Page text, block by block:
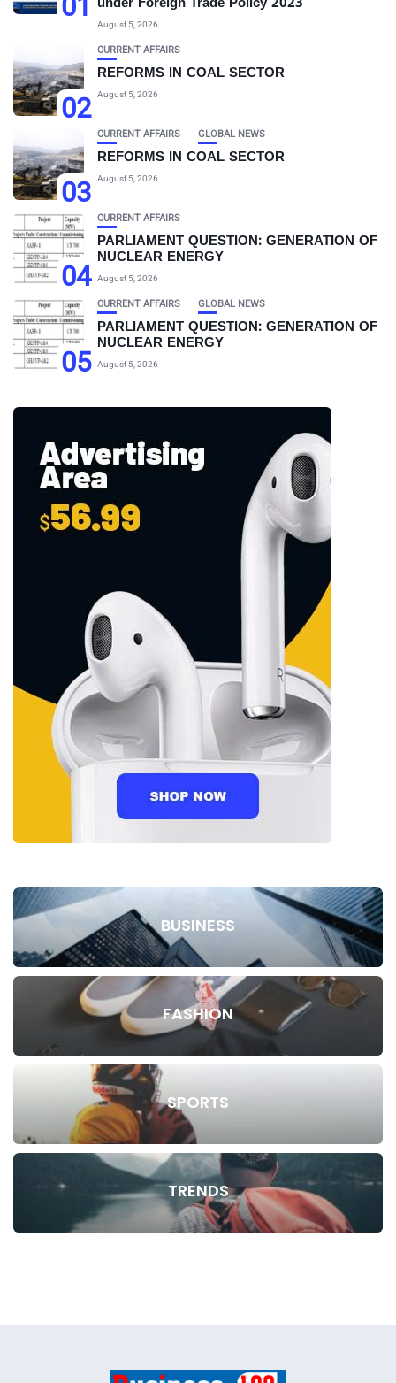
01
under Foreign Trade Policy 2023
August 5, 2026
02
CURRENT AFFAIRS
REFORMS IN COAL SECTOR
August 5, 2026
03
CURRENT AFFAIRS GLOBAL NEWS
REFORMS IN COAL SECTOR
August 5, 2026
04
CURRENT AFFAIRS
PARLIAMENT QUESTION: GENERATION OF
NUCLEAR ENERGY
August 5, 2026
05
CURRENT AFFAIRS GLOBAL NEWS
PARLIAMENT QUESTION: GENERATION OF
NUCLEAR ENERGY
August 5, 2026
BUSINESS
FASHION
SPORTS
TRENDS